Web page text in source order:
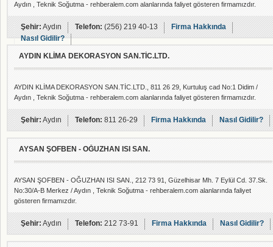
Aydın , Teknik Soğutma - rehberalem.com alanlarında faliyet gösteren firmamızdır.
Şehir:Aydın Telefon:(256) 219 40-13
Firma Hakkında
Nasıl Gidilir?
AYDIN KLİMA DEKORASYON SAN.TİC.LTD.
AYDIN KLİMA DEKORASYON SAN.TİC.LTD., 811 26 29, Kurtuluş cad No:1 Didim /
Aydın , Teknik Soğutma - rehberalem.com alanlarında faliyet gösteren firmamızdır.
Şehir:Aydın Telefon:811 26-29 Firma Hakkında Nasıl Gidilir?
AYSAN ŞOFBEN - OĞUZHAN ISI SAN.
AYSAN ŞOFBEN - OĞUZHAN ISI SAN., 212 73 91, Güzelhisar Mh. 7 Eylül Cd. 37.Sk.
No:30/A-B Merkez / Aydın , Teknik Soğutma - rehberalem.com alanlarında faliyet
gösteren firmamızdır.
Şehir:Aydın Telefon:212 73-91 Firma Hakkında Nasıl Gidilir?